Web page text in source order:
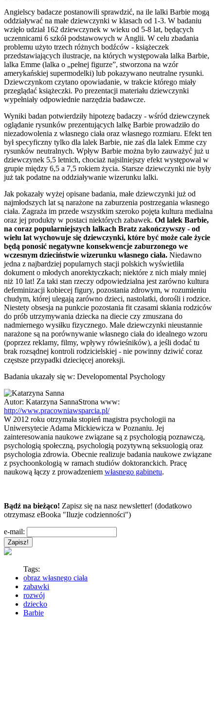
Angielscy badacze postanowili sprawdzić, na ile lalki Barbie mogą
oddziaływać na małe dziewczynki w klasach od 1-3. W badaniu
wzięło udział 162 dziewczynek w wieku od 5-8 lat, będących
uczennicami 6 szkół podstawowych w Anglii. W celu zbadania
problemu użyto trzech różnych bodźców - książeczek
przedstawiających ilustracje, na których występowała lalka Barbie,
lalka Emme (lalka o „pełnej figurze”, stworzona na wzór
amerykańskiej supermodelki) lub pokazywano neutralne rysunki.
Dziewczynkom czytano opowiadanie, w trakcie którego miały
przeglądać książeczki. Po prezentacji materiału dziewczynki
wypełniały odpowiednie narzędzia badawcze.
Wyniki badan potwierdziły hipotezę badaczy - wśród dziewczynek
oglądanie rysunków prezentujących lalkę Barbie prowadziło do
niezadowolenia z własnego ciała oraz własnego rozmiaru. Efekt ten
był specyficzny tylko dla lalek Barbie, nie zaś dla lalek Emme czy
rysunków neutralnych. Wpływ Barbie można było zauważyć już u
dziewczynek 5,5 letnich, chociaż najsilniejszy efekt występował w
grupie między 6,5 a 7,5 rokiem życia. Starsze dziewczynki nie były
już tak podatne na oddziaływanie wizerunku lalki.
Jak pokazały wyżej opisane badania, małe dziewczynki już od
najmłodszych lat są narażone na zaburzenia postrzegania własnego
ciała. Zagraża im przede wszystkim szeroko pojęta kultura medialna
oraz jej produkty w postaci niektórych zabawek. Od lalek Barbie,
na coraz popularniejszych lalkach Bratz zakończywszy - od
wielu lat wychowuje się dziewczynki, które być może cale życie
będą ponosić negatywne konsekwencje zaburzonego we
wczesnym dzieciństwie wizerunku własnego ciała. Niedawno
jedna z najbardziej popularnych stacji polskich wyświetliła
dokument o młodych anorektyczkach; niektóre z nich miały mniej
niż 10 lat! Za taki stan rzeczy odpowiedzialna jest zarówno kultura
defeminizacji kobiecej figury, pozostania zdrowym, w rozumieniu
chudym, której ulegają zarówno dzieci, nastolatki, dorośli i rodzice.
Niestety obsesja na punkcie pozostania fit czasami skłania rodziców
do prób utrzymywania dziecka na diecie czy zmuszana do
nadmiernego wysiłku fizycznego. Male dziewczynki nieustannie
narażone są na porównywanie własnego ciała do idealnego wzoru
(poprzez reklamy, filmy, wpływy rówieśników), a jeśli dodać tu
brak rozsądnej kontroli rodzicielskiej - nie powinny dziwić coraz
częstsze przypadki dziecięcej anoreksji.
Badania ukazały się w: Developomental Psychology
Autor: Katarzyna SannaStrona www:
http://www.pracowniawsparcia.pl/
W 2012 roku otrzymała stopień magistra psychologii na
Uniwersytecie Adama Mickiewicza w Poznaniu. Jej
zainteresowania naukowe związane są z psychologią poznawczą,
psychologią społeczną, psychologią pozytywną seksuologią oraz
psychologia zdrowia. Obecnie realizuje badania naukowe związane
z psychoonkologią w ramach studiów doktoranckich. Pracę
naukową łączy z prowadzeniem własnego gabinetu.
Bądź na bieżąco! Zapisz się na nasz newsletter! (dodatkowo
otrzymasz eBooka "Iluzje codzienności")
e-mail:
Tags:
obraz własnego ciała
zabawki
rozwój
dziecko
Barbie